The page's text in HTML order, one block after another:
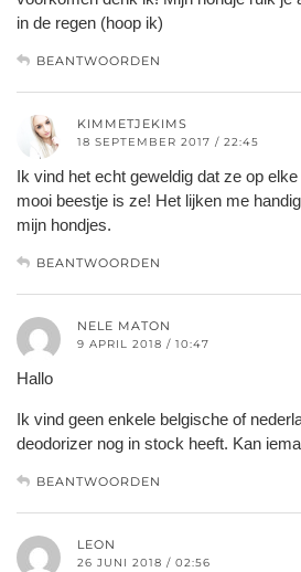
in de regen (hoop ik)
BEANTWOORDEN
KIMMETJEKIMS
18 SEPTEMBER 2017 / 22:45
Ik vind het echt geweldig dat ze op
mooi beestje is ze! Het lijken me
mijn hondjes.
BEANTWOORDEN
NELE MATON
9 APRIL 2018 / 10:47
Hallo
Ik vind geen enkele belgische of
deodorizer nog in stock heeft. Kan
BEANTWOORDEN
LEON
26 JUNI 2018 / 02:56